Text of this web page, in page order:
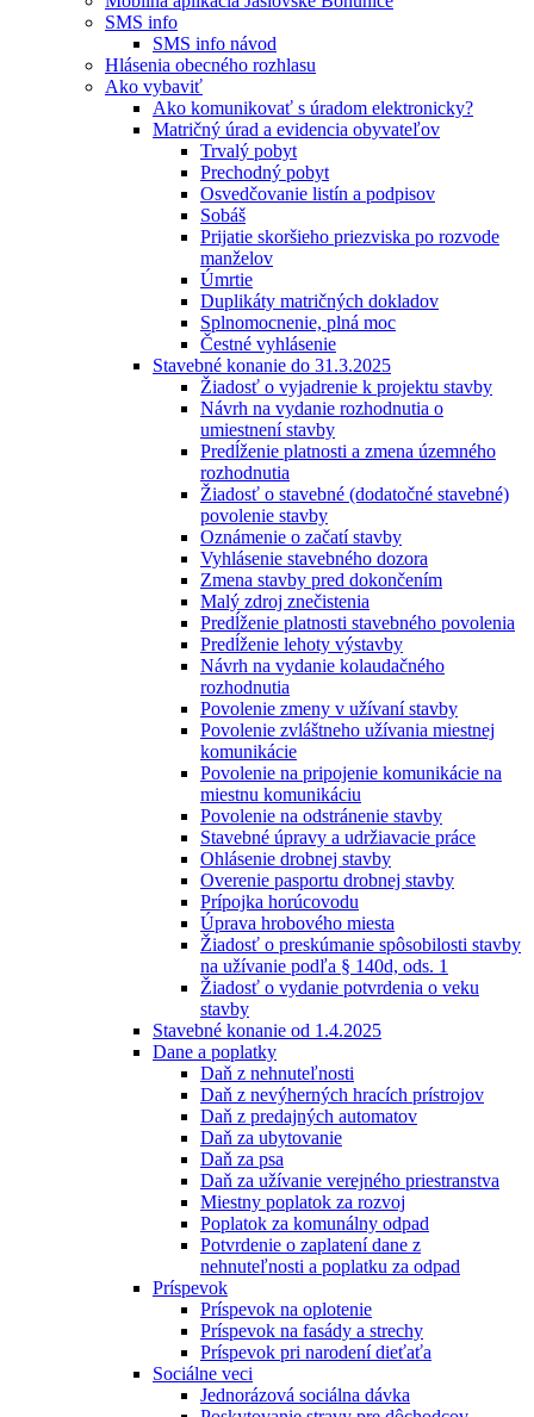
SMS info
SMS info návod
Hlásenia obecného rozhlasu
Ako vybaviť
Ako komunikovať s úradom elektronicky?
Matričný úrad a evidencia obyvateľov
Trvalý pobyt
Prechodný pobyt
Osvedčovanie listín a podpisov
Sobáš
Prijatie skoršieho priezviska po rozvode
manželov
Úmrtie
Duplikáty matričných dokladov
Splnomocnenie, plná moc
Čestné vyhlásenie
Stavebné konanie do 31.3.2025
Žiadosť o vyjadrenie k projektu stavby
Návrh na vydanie rozhodnutia o
umiestnení stavby
Predĺženie platnosti a zmena územného
rozhodnutia
Žiadosť o stavebné (dodatočné stavebné)
povolenie stavby
Oznámenie o začatí stavby
Vyhlásenie stavebného dozora
Zmena stavby pred dokončením
Malý zdroj znečistenia
Predĺženie platnosti stavebného povolenia
Predĺženie lehoty výstavby
Návrh na vydanie kolaudačného
rozhodnutia
Povolenie zmeny v užívaní stavby
Povolenie zvláštneho užívania miestnej
komunikácie
Povolenie na pripojenie komunikácie na
miestnu komunikáciu
Povolenie na odstránenie stavby
Stavebné úpravy a udržiavacie práce
Ohlásenie drobnej stavby
Overenie pasportu drobnej stavby
Prípojka horúcovodu
Úprava hrobového miesta
Žiadosť o preskúmanie spôsobilosti stavby
na užívanie podľa § 140d, ods. 1
Žiadosť o vydanie potvrdenia o veku
stavby
Stavebné konanie od 1.4.2025
Dane a poplatky
Daň z nehnuteľnosti
Daň z nevýherných hracích prístrojov
Daň z predajných automatov
Daň za ubytovanie
Daň za psa
Daň za užívanie verejného priestranstva
Miestny poplatok za rozvoj
Poplatok za komunálny odpad
Potvrdenie o zaplatení dane z
nehnuteľnosti a poplatku za odpad
Príspevok
Príspevok na oplotenie
Príspevok na fasády a strechy
Príspevok pri narodení dieťaťa
Sociálne veci
Jednorázová sociálna dávka